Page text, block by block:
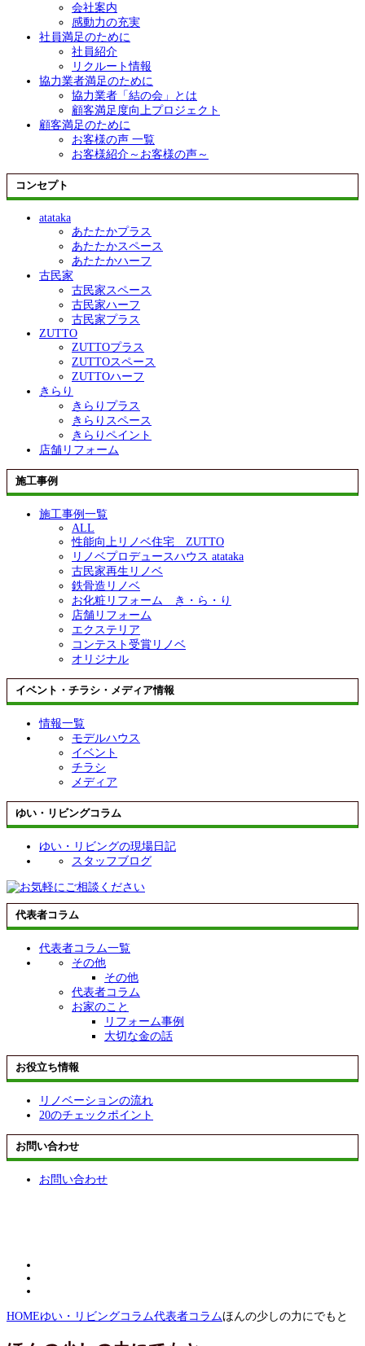
会社案内
感動力の充実
社員満足のために
社員紹介
リクルート情報
協力業者満足のために
協力業者「結の会」とは
顧客満足度向上プロジェクト
顧客満足のために
お客様の声 一覧
お客様紹介～お客様の声～
コンセプト
atataka
あたたかプラス
あたたかスペース
あたたかハーフ
古民家
古民家スペース
古民家ハーフ
古民家プラス
ZUTTO
ZUTTOプラス
ZUTTOスペース
ZUTTOハーフ
きらり
きらりプラス
きらりスペース
きらりペイント
店舗リフォーム
施工事例
施工事例一覧
ALL
性能向上リノベ住宅 ZUTTO
リノベプロデュースハウス atataka
古民家再生リノベ
鉄骨造リノベ
お化粧リフォーム き・ら・り
店舗リフォーム
エクステリア
コンテスト受賞リノベ
オリジナル
イベント・チラシ・メディア情報
情報一覧
モデルハウス
イベント
チラシ
メディア
ゆい・リビングコラム
ゆい・リビングの現場日記
スタッフブログ
代表者コラム
代表者コラム一覧
その他
その他
代表者コラム
お家のこと
リフォーム事例
大切な金の話
お役立ち情報
リノベーションの流れ
20のチェックポイント
お問い合わせ
お問い合わせ
HOMEゆい・リビングコラム代表者コラムほんの少しの力にでもと